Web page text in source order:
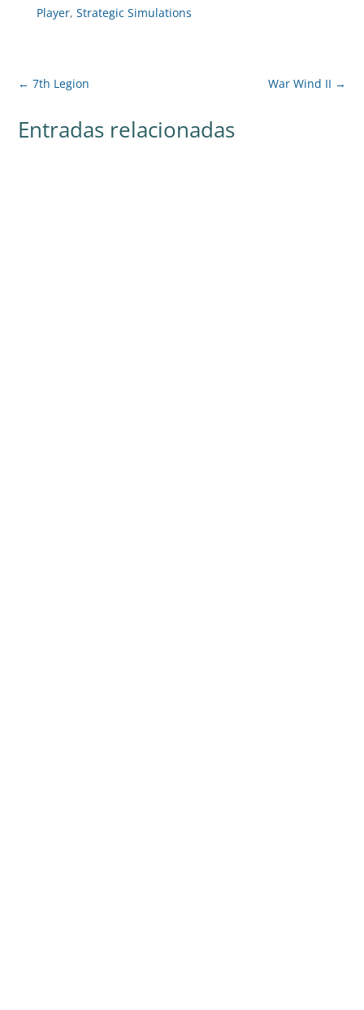
Player, Strategic Simulations
←7th Legion War Wind II →
Entradas relacionadas